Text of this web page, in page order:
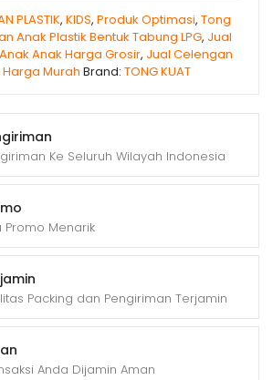
Ke Seluruh Wilayah Indonesia
Promo Menarik
Packing dan Pengiriman Terjamin
Anda Dijamin Aman
PLASTIK, KIDS, Produk Optimasi, Tong
Anak Plastik Bentuk Tabung LPG, Jual
Anak Harga Grosir, Jual Celengan
Murah Brand: TONG KUAT